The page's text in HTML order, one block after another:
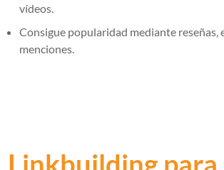
vídeos.
Consigue popularidad mediante reseñas,
menciones.